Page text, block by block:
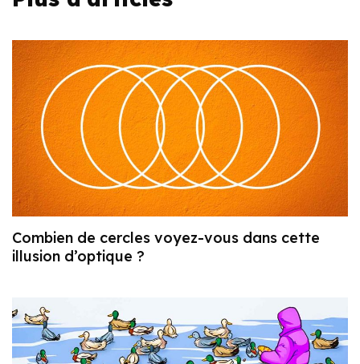
Combien de cercles voyez-vous dans cette
illusion d’optique ?